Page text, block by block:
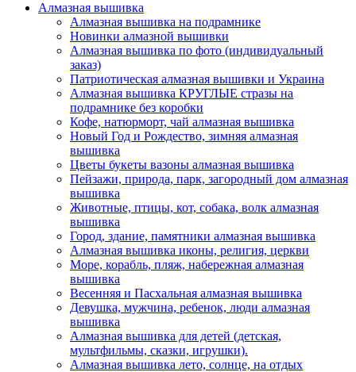
Алмазная вышивка
Алмазная вышивка на подрамнике
Новинки алмазной вышивки
Алмазная вышивка по фото (индивидуальный
заказ)
Патриотическая алмазная вышивки и Украина
Алмазная вышивка КРУГЛЫЕ стразы на
подрамнике без коробки
Кофе, натюрморт, чай алмазная вышивка
Новый Год и Рождество, зимняя алмазная
вышивка
Цветы букеты вазоны алмазная вышивка
Пейзажи, природа, парк, загородный дом алмазная
вышивка
Животные, птицы, кот, собака, волк алмазная
вышивка
Город, здание, памятники алмазная вышивка
Алмазная вышивка иконы, религия, церкви
Море, корабль, пляж, набережная алмазная
вышивка
Весенняя и Пасхальная алмазная вышивка
Девушка, мужчина, ребенок, люди алмазная
вышивка
Алмазная вышивка для детей (детская,
мультфильмы, сказки, игрушки).
Алмазная вышивка лето, солнце, на отдых